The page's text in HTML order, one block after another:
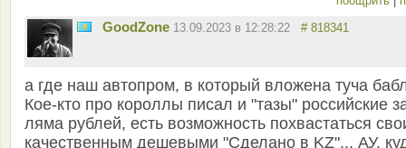
GoodZone 13.09.2023 в 12:28:22 # 818341
а где наш автопром, в который вложена туча
Кое-кто про короллы писал и "тазы" российские
ляма рублей, есть возможность похвастаться
качественным дешевыми "Сделано в KZ"... АУ,